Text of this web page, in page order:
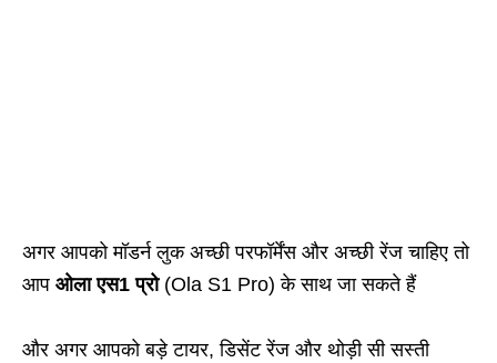
अगर आपको मॉडर्न लुक अच्छी परफॉर्मेंस और अच्छी रेंज चाहिए तो
आप ओला एस1 प्रो(Ola S1 Pro) के साथ जा सकते हैं
और अगर आपको बड़े टायर, डिसेंट रेंज और थोड़ी सी सस्ती